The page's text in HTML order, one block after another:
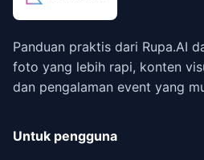
Panduan praktis dari Rupa.AI
foto yang lebih rapi, konten
dan pengalaman event yang
Untuk pengguna